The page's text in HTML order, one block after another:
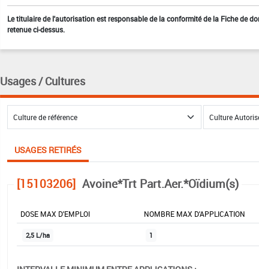
Le titulaire de l'autorisation est responsable de la conformité de la Fiche de
retenue ci-dessus.
Usages / Cultures
USAGES RETIRÉS
[15103206] Avoine*Trt Part.Aer.*Oïdium(s)
DOSE MAX D'EMPLOI NOMBRE MAX D'APPLICATION
2,5 L/ha 1